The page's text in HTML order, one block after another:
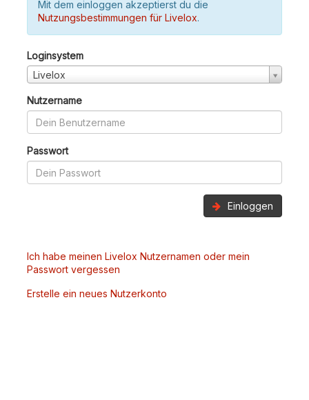
Mit dem einloggen akzeptierst du die
Nutzungsbestimmungen für Livelox.
Loginsystem
Livelox
Nutzername
Passwort
Einloggen
Ich habe meinen Livelox Nutzernamen oder mein
Passwort vergessen
Erstelle ein neues Nutzerkonto